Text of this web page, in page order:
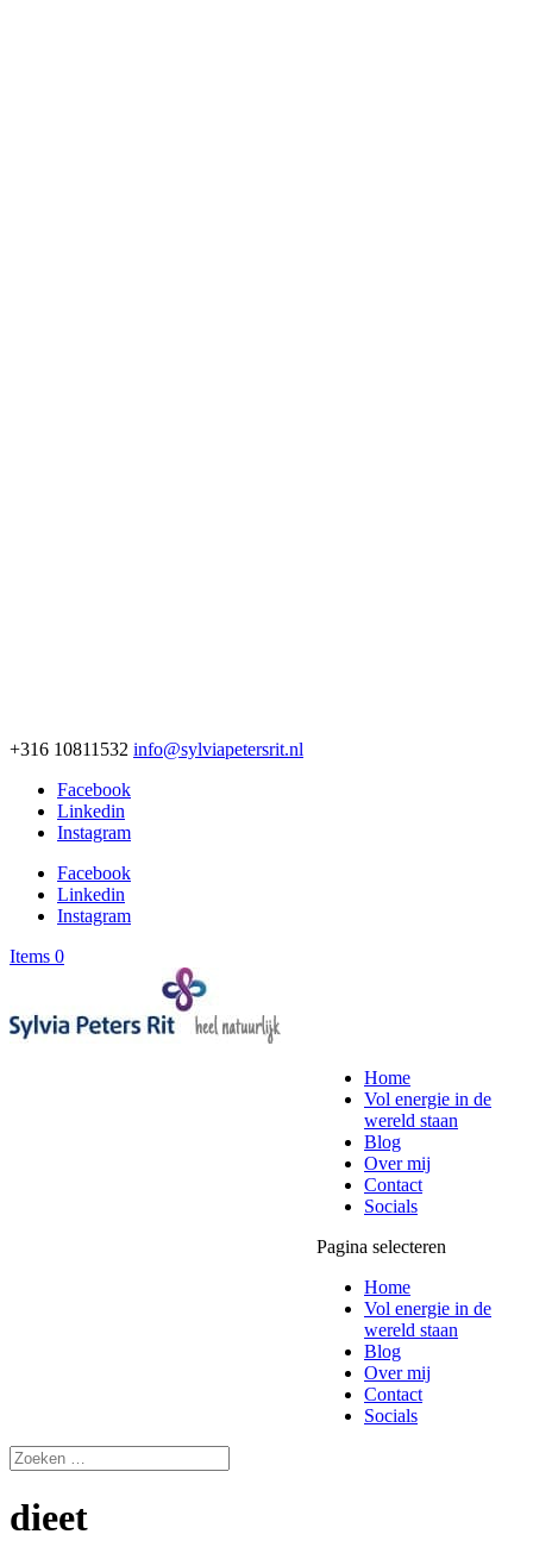
+316 10811532 info@sylviapetersrit.nl
Facebook
Linkedin
Instagram
Facebook
Linkedin
Instagram
Items 0
Home
Vol energie in de
wereld staan
Blog
Over mij
Contact
Socials
Pagina selecteren
Home
Vol energie in de
wereld staan
Blog
Over mij
Contact
Socials
dieet